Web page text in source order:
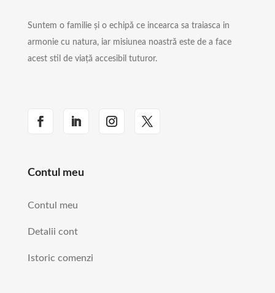
Suntem o familie și o echipă ce incearca sa traiasca in
armonie cu natura, iar misiunea noastră este de a face
acest stil de viață accesibil tuturor.
Contul meu
Contul meu
Detalii cont
Istoric comenzi